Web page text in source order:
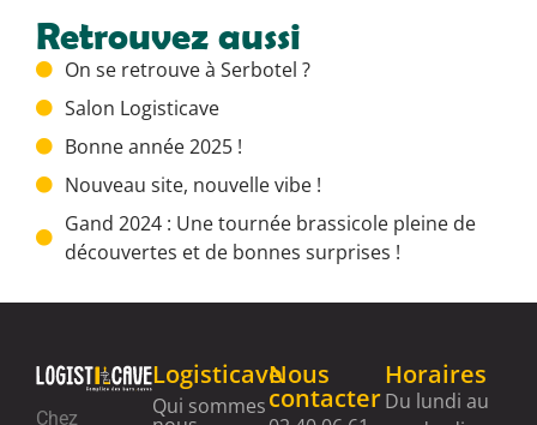
Retrouvez aussi
On se retrouve à Serbotel ?
Salon Logisticave
Bonne année 2025 !
Nouveau site, nouvelle vibe !
Gand 2024 : Une tournée brassicole pleine de
découvertes et de bonnes surprises !
Chez
Logisticave
Qui sommes
Nous
contacter
Horaires
Du lundi au